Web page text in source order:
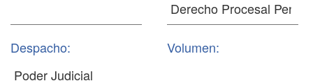
Despacho: Volumen: